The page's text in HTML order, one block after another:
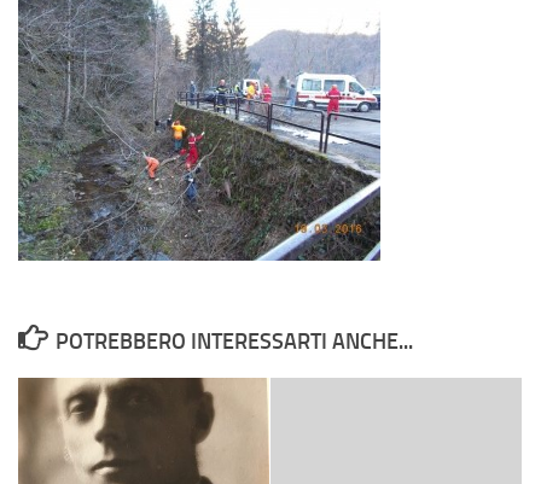
POTREBBERO INTERESSARTI ANCHE...